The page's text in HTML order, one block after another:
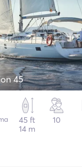
45
45 ft
14 m
10